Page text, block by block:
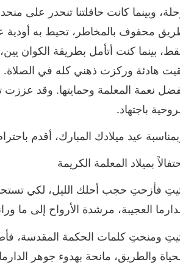
وبينما كانت حافلتنا تنحدر على
محفوف بالمخاطر، تحيط به أودية
بينما كنت أتأمل بطريقة الكوان
هادئة وركزت ذهني كله في الصلاة.
نعمة المعلمة وحمايتها. وقد عززت
باجتهاد.
عيد ميلادك المبارك، أقدم
بميلاد المعلمة الكريمة
فأزحتِ حجب أحلك الليل، لكي
العجيبة، مرشدة الأرواح إلى ما
ومنحتِ كلمات الحكمة المقدسة،
والطريق، مانحة بهدوء جوهر